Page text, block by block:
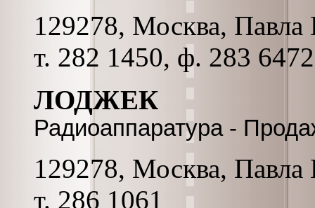
129278, Москва, Павла
т. 282 1450, ф. 283 6472
ЛОДЖЕК
Радиоаппаратура -
129278, Москва, Павла
т. 286 1061